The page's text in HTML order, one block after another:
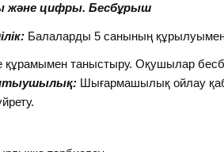
және цифры. Бесбұрыш
Балаларды 5 санының
таныстыру. Оқушылар
Шығармашылық ойлау